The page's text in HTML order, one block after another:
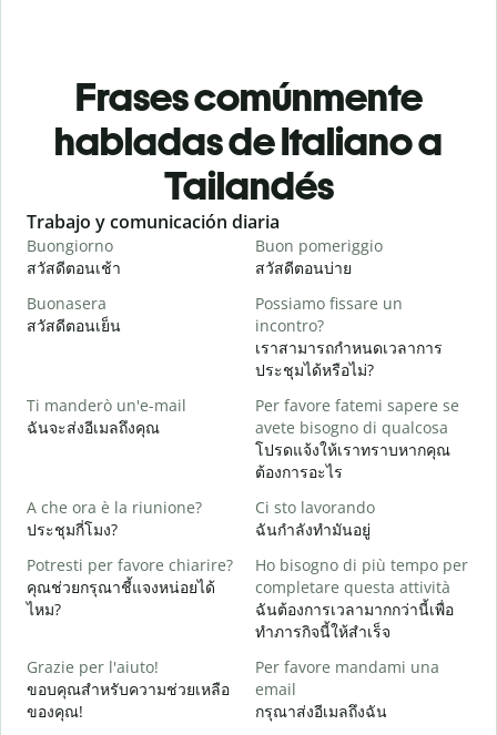
Frases comúnmente
habladas de Italiano a
Tailandés
Slide 1 of 6
Trabajo y comunicación diaria
Buongiorno
สวัสดีตอนเช้า
Buon pomeriggio
สวัสดีตอนบ่าย
Buonasera
สวัสดีตอนเย็น
Possiamo fissare un
incontro?
เราสามารถกำหนดเวลาการ
ประชุมได้หรือไม่?
Ti manderò un'e-mail
ฉันจะส่งอีเมลถึงคุณ
Per favore fatemi sapere se
avete bisogno di qualcosa
โปรดแจ้งให้เราทราบหากคุณ
ต้องการอะไร
A che ora è la riunione?
ประชุมกี่โมง?
Ci sto lavorando
ฉันกำลังทำมันอยู่
Potresti per favore chiarire?
คุณช่วยกรุณาชี้แจงหน่อยได้
ไหม?
Ho bisogno di più tempo per
completare questa attività
ฉันต้องการเวลามากกว่านี้เพื่อ
ทำภารกิจนี้ให้สำเร็จ
Grazie per l'aiuto!
ขอบคุณสำหรับความช่วยเหลือ
ของคุณ!
Per favore mandami una
email
กรุณาส่งอีเมลถึงฉัน